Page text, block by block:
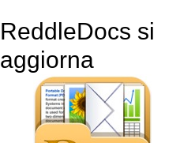
ReddleDocs si
aggiorna